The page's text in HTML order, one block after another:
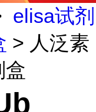
elisa试剂
> 人泛素
盒